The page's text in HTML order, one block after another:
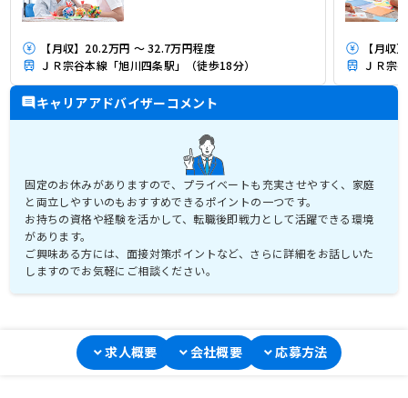
【月収】20.2万円 ～ 32.7万円程度
ＪＲ宗谷本線「旭川四条駅」（徒歩18分）
ＪＲ宗
キャリアアドバイザーコメント
固定のお休みがありますので、プライベートも充実させやすく、家庭
と両立しやすいのもおすすめできるポイントの一つです。
お持ちの資格や経験を活かして、転職後即戦力として活躍できる環境
があります。
ご興味ある方には、面接対策ポイントなど、さらに詳細をお話しいた
しますのでお気軽にご相談ください。
求人概要 会社概要 応募方法